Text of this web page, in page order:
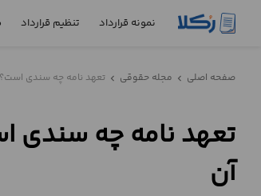
نمونه قرارداد تنظیم قرارداد
قرارداد
تنظیم
صفحه اصلی chevron_left مجله حقوقی chevron_left تعهد نامه چه سندی است؟
تعهد نامه چه سندی
آن